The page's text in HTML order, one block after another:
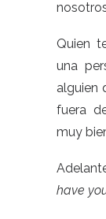
Quien
una
alguien
fuera
muy
have